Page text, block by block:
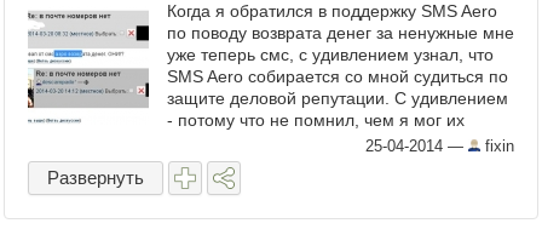
Когда я обратился в поддержку SMS Aero
по поводу возврата денег за ненужные мне
уже теперь смс, с удивлением узнал, что
SMS Aero собирается со мной судиться по
защите деловой репутации. С удивлением
- потому что не помнил, чем я мог их
зацепить. Но сходил по присланной
ссылке: ...
25-04-2014 — fixin
Развернуть